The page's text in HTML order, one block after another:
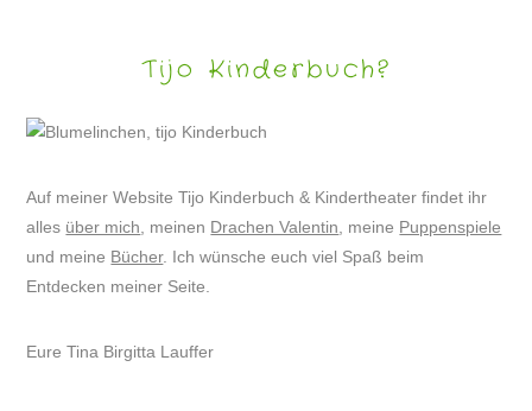
Tijo Kinderbuch?
Auf meiner Website Tijo Kinderbuch & Kindertheater findet ihr
alles über mich , meinen Drachen Valentin , meine Puppenspiele
und meine Bücher. Ich wünsche euch viel Spaß beim
Entdecken meiner Seite.
Eure Tina Birgitta Lauffer